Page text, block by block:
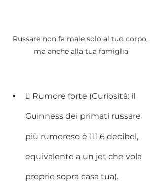
Russare non fa male solo al tuo corpo,
ma anche alla tua famiglia
 Rumore forte (Curiosità: il
Guinness dei primati russare
più rumoroso è 111,6 decibel,
equivalente a un jet che vola
proprio sopra casa tua).